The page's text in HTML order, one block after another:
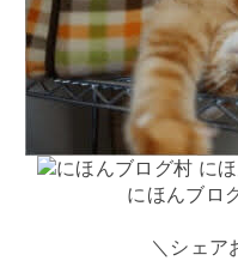
にほんブロ
＼シェア